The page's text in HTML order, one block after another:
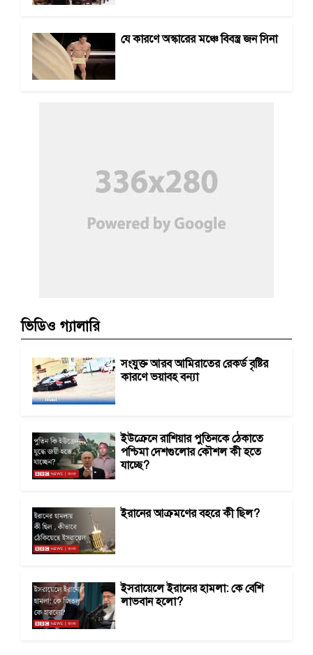
যে কারণে অস্কারের মঞ্চে বিবস্ত্র জন সিনা
ভিডিও গ্যালারি
সংযুক্ত আরব আমিরাতের রেকর্ড বৃষ্টির
কারণে ভয়াবহ বন্যা
ইউক্রেনে রাশিয়ার পুতিনকে ঠেকাতে
পশ্চিমা দেশগুলোর কৌশল কী হতে
যাচ্ছে?
ইরানের আক্রমণের বহরে কী ছিল?
ইসরায়েলে ইরানের হামলা: কে বেশি
লাভবান হলো?